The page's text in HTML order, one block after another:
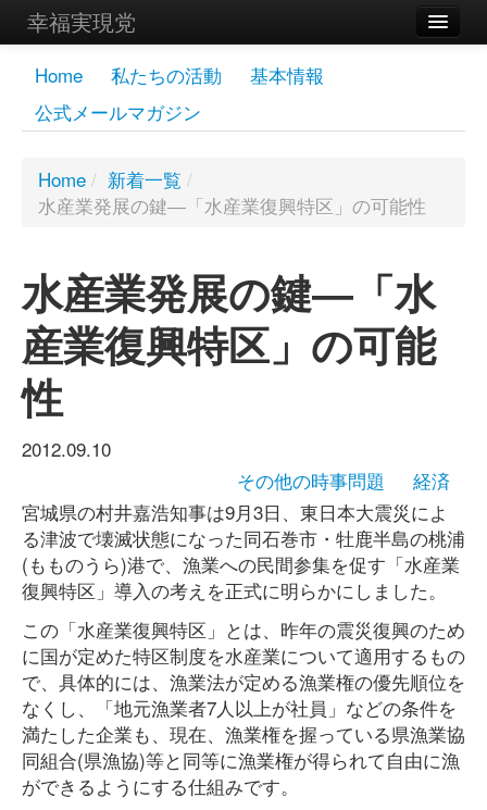
幸福実現党
メンバーズページ
党員
お問い合わせ
Home 私たちの活動
基本情報
公式メールマガジン
Home / 新着一覧 /
水産業発展の鍵―「水産業復興特区」の可能性
水産業発展の鍵―「水
産業復興特区」の可能
性
2012.09.10
その他の時事問題
経済
宮城県の村井嘉浩知事は9月3日、東日本大震災によ
る津波で壊滅状態になった同石巻市・牡鹿半島の桃浦
(もものうら)港で、漁業への民間参集を促す「水産業
復興特区」導入の考えを正式に明らかにしました。
この「水産業復興特区」とは、昨年の震災復興のため
に国が定めた特区制度を水産業について適用するもの
で、具体的には、漁業法が定める漁業権の優先順位を
なくし、「地元漁業者7人以上が社員」などの条件を
満たした企業も、現在、漁業権を握っている県漁業協
同組合(県漁協)等と同等に漁業権が得られて自由に漁
ができるようにする仕組みです。